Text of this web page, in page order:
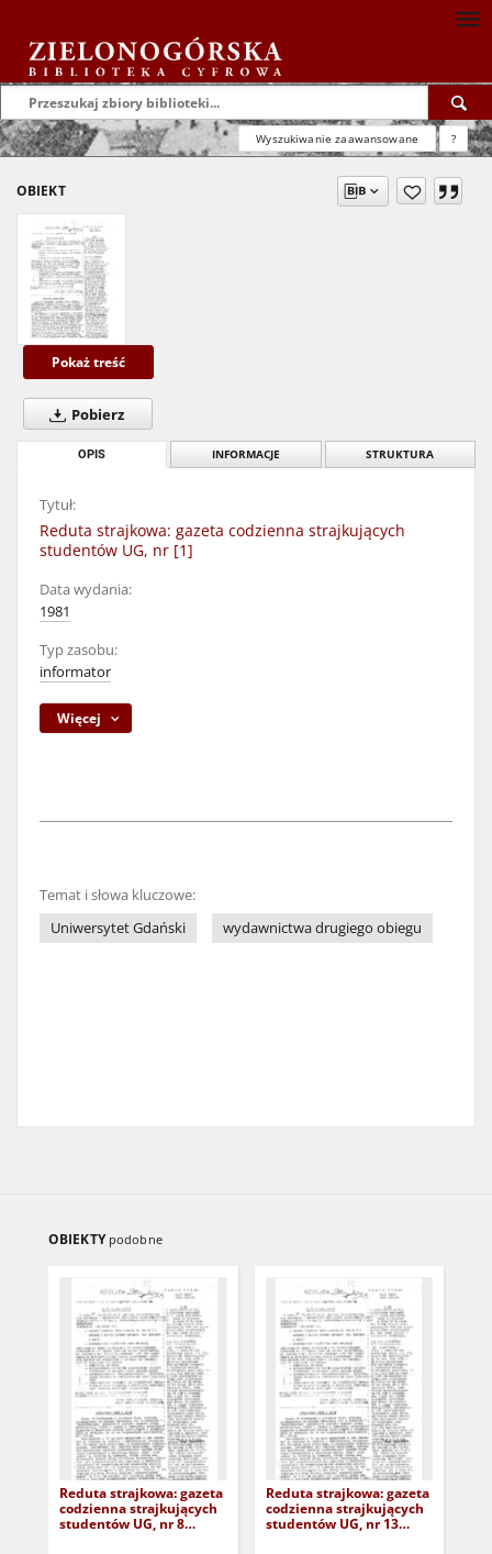
Wyszukiwanie zaawansowane ?
OBIEKT
Pokaż treść
Pobierz
OPIS INFORMACJE STRUKTURA
Tytuł:
Reduta strajkowa: gazeta codzienna strajkujących
studentów UG, nr [1]
Data wydania:
1981
Typ zasobu:
informator
Więcej
Temat i słowa kluczowe:
Uniwersytet Gdański
wydawnictwa drugiego obiegu
OBIEKTY podobne
Reduta strajkowa: gazeta
codzienna strajkujących
studentów UG, nr 8
Reduta strajkowa: gazeta
codzienna strajkujących
studentów UG, nr 13